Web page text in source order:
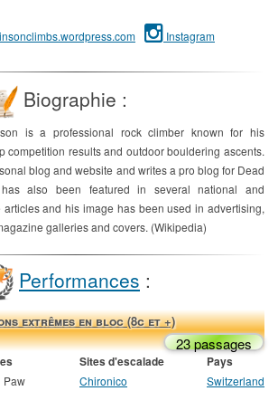
Instagram
Biographie :
is a professional rock climber known for his
competition results and outdoor bouldering ascents.
blog and website and writes a pro blog for Dead
also been featured in several national and
and his image has been used in advertising,
galleries and covers. (Wikipedia)
Performances :
extrêmes en bloc (8c et +)
23 passages
Sites d'escalade Pays
Paw Chironico Switzerland